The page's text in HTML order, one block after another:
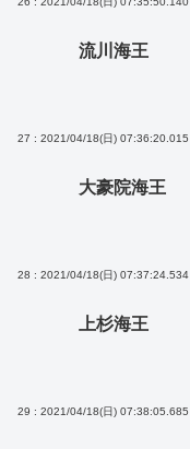
流川海王
27 : 2021/04/18(日) 07:36:20.015
大豪院海王
28 : 2021/04/18(日) 07:37:24.534
上杉海王
29 : 2021/04/18(日) 07:38:05.685